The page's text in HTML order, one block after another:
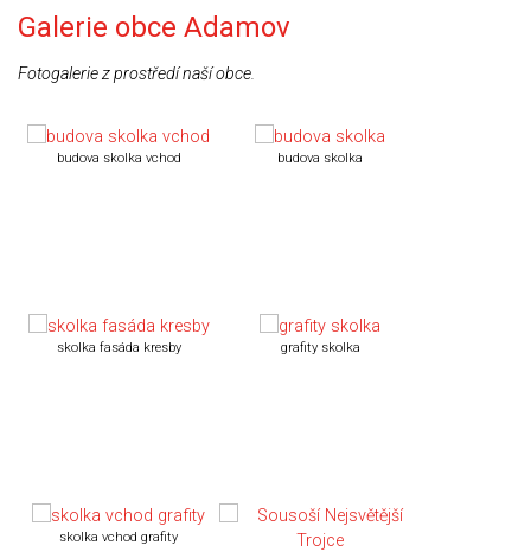
Galerie obce Adamov
Fotogalerie z prostředí naší obce.
budova skolka vchod budova skolka
skolka fasáda kresby grafity skolka
skolka vchod grafity